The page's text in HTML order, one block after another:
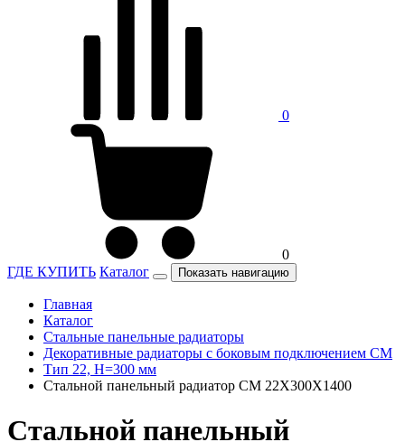
0
0
ГДЕ КУПИТЬ Каталог Показать навигацию
Главная
Каталог
Стальные панельные радиаторы
Декоративные радиаторы с боковым подключением CM
Тип 22, H=300 мм
Стальной панельный радиатор CM 22X300X1400
Стальной панельный